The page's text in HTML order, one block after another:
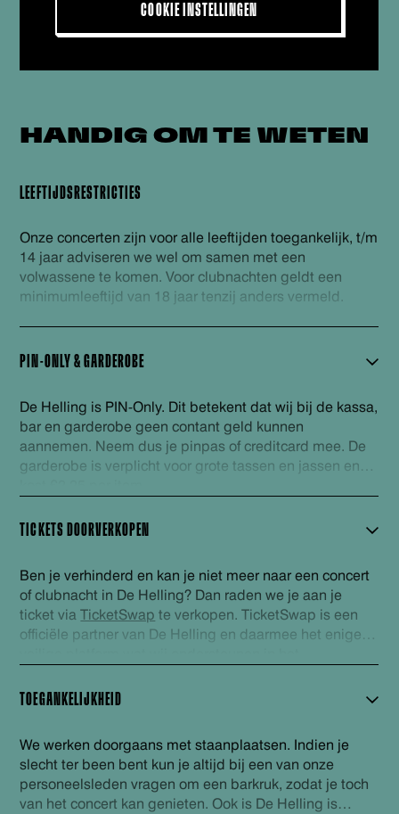
COOKIE INSTELLINGEN
HANDIG OMTE WETEN
LEEFTIJDSRESTRICTIES
Onze concerten zijn voor alle leeftijden toegankelijk, t/m
14 jaar adviseren we wel om samen met een
volwassene te komen. Voor clubnachten geldt een
minimumleeftijd van 18 jaar tenzij anders vermeld.
PIN-ONLY & GARDEROBE
De Helling is PIN-Only. Dit betekent dat wij bij de kassa,
bar en garderobe geen contant geld kunnen
aannemen. Neem dus je pinpas of creditcard mee. De
garderobe is verplicht voor grote tassen en jassen en
TICKETS DOORVERKOPEN
Ben je verhinderd en kan je niet meer naar een concert
of clubnacht in De Helling? Dan raden we je aan je
ticket viaTicketSwap te verkopen. TicketSwap is een
officiële partner van De Helling en daarmee het enige
TicketSwap worden verhandeld worden automatisch
plezier!
TOEGANKELIJKHEID
We werken doorgaans met staanplaatsen. Indien je
slecht ter been bent kun je altijd bij een van onze
personeelsleden vragen om een barkruk, zodat je toch
van het concert kan genieten. Ook is De Helling is